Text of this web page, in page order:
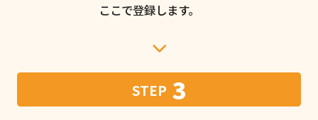
ここで登録します。
STEP 3